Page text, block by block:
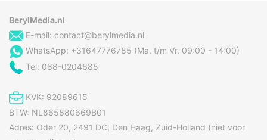
BerylMedia.nl
E-mail: contact@berylmedia.nl
WhatsApp: +31647776785 (Ma. t/m Vr. 09:00 - 14:00)
Tel: 088-0204685
KVK: 92089615
BTW: NL865880669B01
Adres: Oder 20, 2491 DC, Den Haag, Zuid-Holland (niet voor